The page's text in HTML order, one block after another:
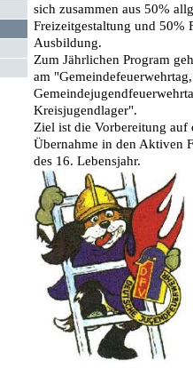
sich zusammen aus 50%
Freizeitgestaltung und 50%
Ausbildung.
Zum Jährlichen Program
am "Gemeindefeuerwehrtag,
Kreisjugendlager".
Ziel ist die Vorbereitung
Übernahme in den Aktiven
des 16. Lebensjahr.